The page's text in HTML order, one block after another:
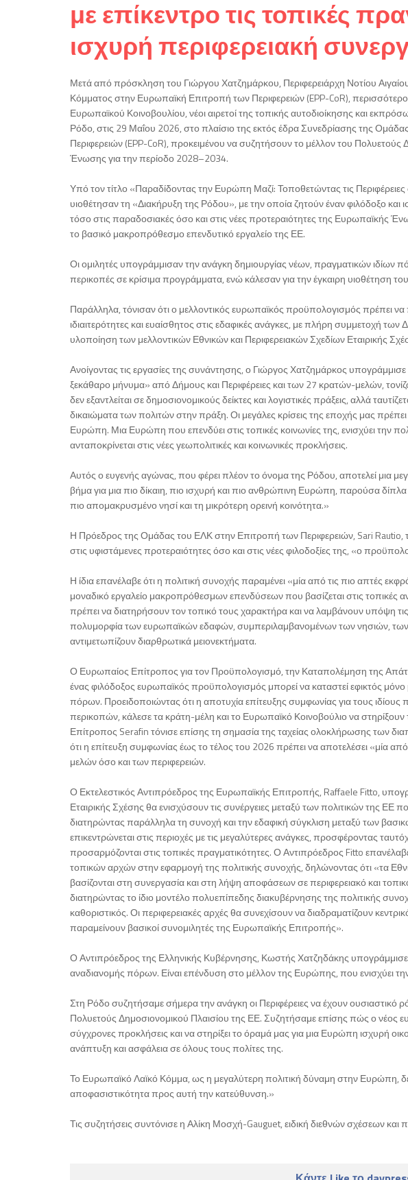
με επίκεντρο τις τοπικές
ισχυρή περιφερειακή
Μετά από πρόσκληση του Γιώργου Χατζημάρκου, Περιφερειάρχη Νοτίου
Κόμματος στην Ευρωπαϊκή Επιτροπή των Περιφερειών (EPP-CoR),
Ευρωπαϊκού Κοινοβουλίου, νέοι αιρετοί της τοπικής αυτοδιοίκησης και
Ρόδο, στις 29 Μαΐου 2026, στο πλαίσιο της εκτός έδρα Συνεδρίασης της
Περιφερειών (EPP-CoR), προκειμένου να συζητήσουν το μέλλον του
Ένωσης για την περίοδο 2028–2034.
Υπό τον τίτλο «Παραδίδοντας την Ευρώπη Μαζί: Τοποθετώντας τις
υιοθέτησαν τη «Διακήρυξη της Ρόδου», με την οποία ζητούν έναν φιλόδοξο
τόσο στις παραδοσιακές όσο και στις νέες προτεραιότητες της Ευρωπαϊκής
το βασικό μακροπρόθεσμο επενδυτικό εργαλείο της ΕΕ.
Οι ομιλητές υπογράμμισαν την ανάγκη δημιουργίας νέων, πραγματικών
περικοπές σε κρίσιμα προγράμματα, ενώ κάλεσαν για την έγκαιρη υιοθέτηση
Παράλληλα, τόνισαν ότι ο μελλοντικός ευρωπαϊκός προϋπολογισμός πρέπει να
ιδιαιτερότητες και ευαίσθητος στις εδαφικές ανάγκες, με πλήρη συμμετοχή
υλοποίηση των μελλοντικών Εθνικών και Περιφερειακών Σχεδίων Εταιρικής
Ανοίγοντας τις εργασίες της συνάντησης, ο Γιώργος Χατζημάρκος
ξεκάθαρο μήνυμα» από Δήμους και Περιφέρειες και των 27 κρατών-μελών,
δεν εξαντλείται σε δημοσιονομικούς δείκτες και λογιστικές πράξεις, αλλά
δικαιώματα των πολιτών στην πράξη. Οι μεγάλες κρίσεις της εποχής μας
Ευρώπη. Μια Ευρώπη που επενδύει στις τοπικές κοινωνίες της, ενισχύει την
ανταποκρίνεται στις νέες γεωπολιτικές και κοινωνικές προκλήσεις.
Αυτός ο ευγενής αγώνας, που φέρει πλέον το όνομα της Ρόδου, αποτελεί μια
βήμα για μια πιο δίκαιη, πιο ισχυρή και πιο ανθρώπινη Ευρώπη, παρούσα
πιο απομακρυσμένο νησί και τη μικρότερη ορεινή κοινότητα.»
Η Πρόεδρος της Ομάδας του ΕΛΚ στην Επιτροπή των Περιφερειών, Sari Rautio,
στις υφιστάμενες προτεραιότητες όσο και στις νέες φιλοδοξίες της, «ο
Η ίδια επανέλαβε ότι η πολιτική συνοχής παραμένει «μία από τις πιο απτές
μοναδικό εργαλείο μακροπρόθεσμων επενδύσεων που βασίζεται στις τοπικές
πρέπει να διατηρήσουν τον τοπικό τους χαρακτήρα και να λαμβάνουν υπόψη τις
πολυμορφία των ευρωπαϊκών εδαφών, συμπεριλαμβανομένων των νησιών, των
αντιμετωπίζουν διαρθρωτικά μειονεκτήματα.
Ο Ευρωπαίος Επίτροπος για τον Προϋπολογισμό, την Καταπολέμηση της
ένας φιλόδοξος ευρωπαϊκός προϋπολογισμός μπορεί να καταστεί εφικτός
πόρων. Προειδοποιώντας ότι η αποτυχία επίτευξης συμφωνίας για τους
περικοπών, κάλεσε τα κράτη-μέλη και το Ευρωπαϊκό Κοινοβούλιο να
Επίτροπος Serafin τόνισε επίσης τη σημασία της ταχείας ολοκλήρωσης των
ότι η επίτευξη συμφωνίας έως το τέλος του 2026 πρέπει να αποτελέσει «μία
μελών όσο και των περιφερειών.
Ο Εκτελεστικός Αντιπρόεδρος της Ευρωπαϊκής Επιτροπής, Raffaele Fitto,
Εταιρικής Σχέσης θα ενισχύσουν τις συνέργειες μεταξύ των πολιτικών της ΕΕ
διατηρώντας παράλληλα τη συνοχή και την εδαφική σύγκλιση μεταξύ των
επικεντρώνεται στις περιοχές με τις μεγαλύτερες ανάγκες, προσφέροντας
προσαρμόζονται στις τοπικές πραγματικότητες. Ο Αντιπρόεδρος Fitto
τοπικών αρχών στην εφαρμογή της πολιτικής συνοχής, δηλώνοντας ότι «τα
βασίζονται στη συνεργασία και στη λήψη αποφάσεων σε περιφερειακό και
διατηρώντας το ίδιο μοντέλο πολυεπίπεδης διακυβέρνησης της πολιτικής
καθοριστικός. Οι περιφερειακές αρχές θα συνεχίσουν να διαδραματίζουν
παραμείνουν βασικοί συνομιλητές της Ευρωπαϊκής Επιτροπής».
Ο Αντιπρόεδρος της Ελληνικής Κυβέρνησης, Κωστής Χατζηδάκης υπογράμμισε
αναδιανομής πόρων. Είναι επένδυση στο μέλλον της Ευρώπης, που ενισχύει
Στη Ρόδο συζητήσαμε σήμερα την ανάγκη οι Περιφέρειες να έχουν
Πολυετούς Δημοσιονομικού Πλαισίου της ΕΕ. Συζητήσαμε επίσης πώς ο νέος
σύγχρονες προκλήσεις και να στηρίξει το όραμά μας για μια Ευρώπη ισχυρή
ανάπτυξη και ασφάλεια σε όλους τους πολίτες της.
Το Ευρωπαϊκό Λαϊκό Κόμμα, ως η μεγαλύτερη πολιτική δύναμη στην Ευρώπη,
αποφασιστικότητα προς αυτή την κατεύθυνση.»
Τις συζητήσεις συντόνισε η Αλίκη Μοσχή-Gauguet, ειδική διεθνών σχέσεων και